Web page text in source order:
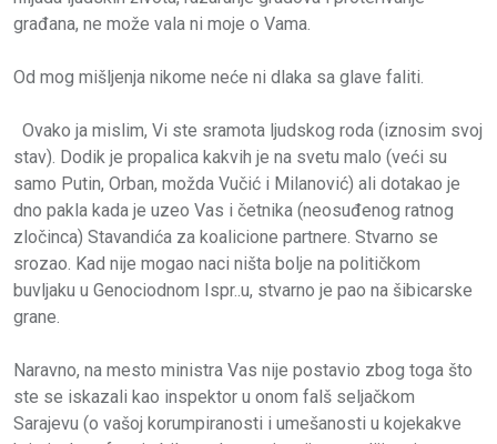
građana, ne može vala ni moje o Vama.
Od mog mišljenja nikome neće ni dlaka sa glave faliti.
Ovako ja mislim, Vi ste sramota ljudskog roda (iznosim svoj
stav). Dodik je propalica kakvih je na svetu malo (veći su
samo Putin, Orban, možda Vučić i Milanović) ali dotakao je
dno pakla kada je uzeo Vas i četnika (neosuđenog ratnog
zločinca) Stavandića za koalicione partnere. Stvarno se
srozao. Kad nije mogao naci ništa bolje na političkom
buvljaku u Genociodnom Ispr..u, stvarno je pao na šibicarske
grane.
Naravno, na mesto ministra Vas nije postavio zbog toga što
ste se iskazali kao inspektor u onom falš seljačkom
Sarajevu (o vašoj korumpiranosti i umešanosti u kojekakve